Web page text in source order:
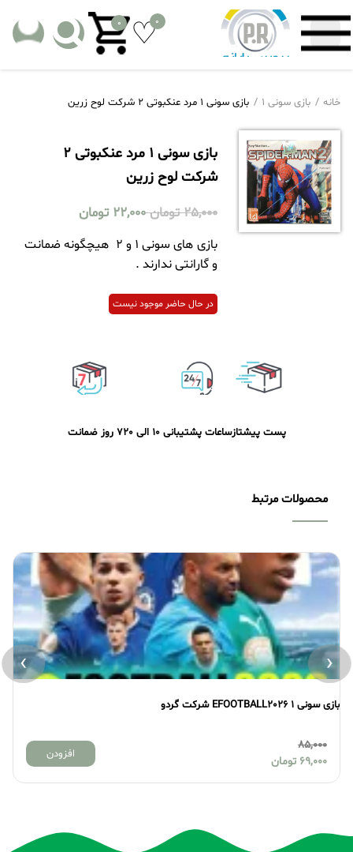
0
0
خانه بازی سونی 1 بازی سونی 1 مرد عنکبوتی 2 شرکت لوح زرین
بازی سونی 1 مرد عنکبوتی 2
شرکت لوح زرین
25,000 تومان 22,000 تومان
بازی های سونی 1 و 2 هیچگونه ضمانت
و گارانتی ندارند .
در حال حاضر موجود نیست
پست پیشتازساعات پشتیبانی 10 الی 20 7 روز ضمانت
محصولات مرتبط
25,000
22,000
تومان
‹
›